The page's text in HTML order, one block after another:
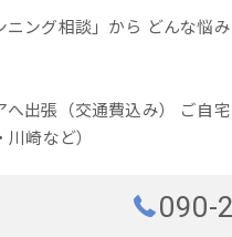
ング相談」から どんな悩
出張（交通費込み） ご自
崎など）
090-